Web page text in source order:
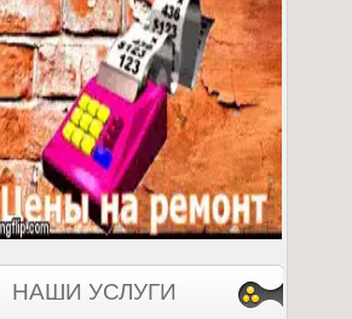
НАШИ УСЛУГИ